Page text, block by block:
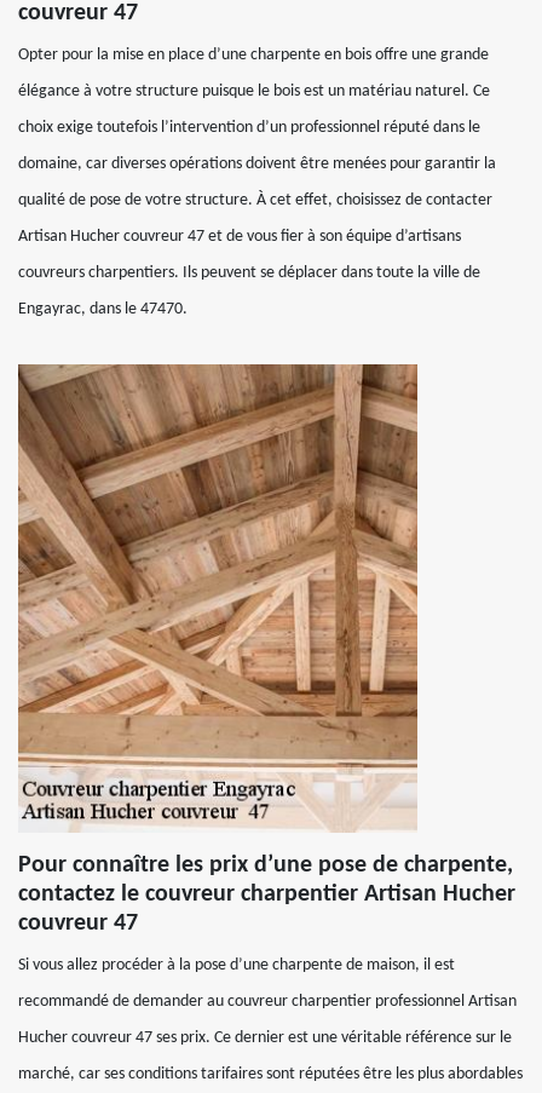
couvreur 47
Opter pour la mise en place d’une charpente en bois offre une grande
élégance à votre structure puisque le bois est un matériau naturel. Ce
choix exige toutefois l’intervention d’un professionnel réputé dans le
domaine, car diverses opérations doivent être menées pour garantir la
qualité de pose de votre structure. À cet effet, choisissez de contacter
Artisan Hucher couvreur 47 et de vous fier à son équipe d’artisans
couvreurs charpentiers. Ils peuvent se déplacer dans toute la ville de
Engayrac, dans le 47470.
Pour connaître les prix d’une pose de charpente,
contactez le couvreur charpentier Artisan Hucher
couvreur 47
Si vous allez procéder à la pose d’une charpente de maison, il est
recommandé de demander au couvreur charpentier professionnel Artisan
Hucher couvreur 47 ses prix. Ce dernier est une véritable référence sur le
marché, car ses conditions tarifaires sont réputées être les plus abordables